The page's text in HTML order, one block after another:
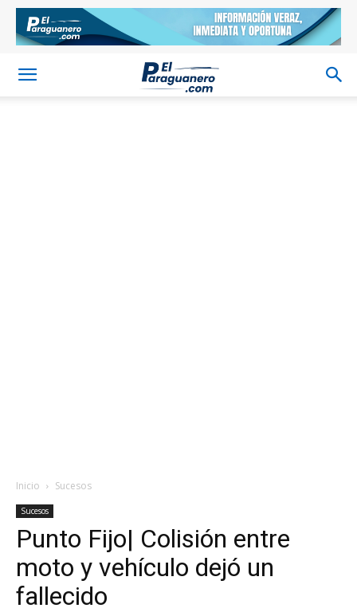
Inicio Sucesos
Sucesos
Punto Fijo| Colisión entre
moto y vehículo dejó un
fallecido